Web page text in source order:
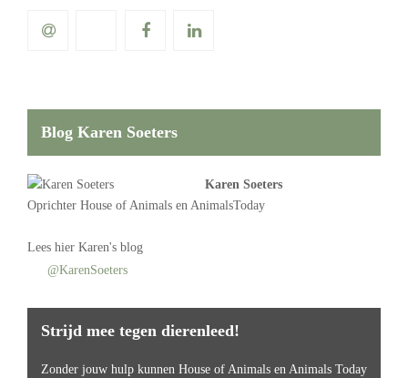
Blog Karen Soeters
Karen Soeters
Oprichter House of Animals en AnimalsToday
Lees hier Karen's blog
@KarenSoeters
Strijd mee tegen dierenleed!
Zonder jouw hulp kunnen House of Animals en Animals Today